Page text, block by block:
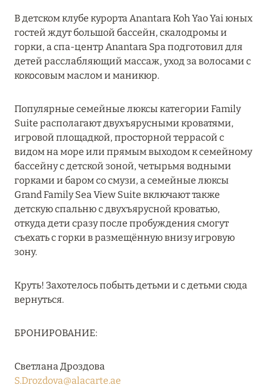
НАПИТКОВ ДЛЯ HB И FB
Подробнее
13 февраля 2025
MANDARIN ORIENTAL JUMEIRA, DUBAI:
СКИДКИ ДО 30 % ОТ СУММЫ КОНТРАКТА НА
РАЗМЕЩЕНИЕ ВЕСНОЙ
Подробнее
11 декабря 2024
RIXOS PREMIUM SAADIYAT ISLAND ABU DHABI:
КОНЦЕПЦИЯ «ВСЁ ВКЛЮЧЕНО – ВСЁ
ЭКСКЛЮЗИВНО»
27 сентября 2024
HÔTEL BARRIÈRE LES NEIGES
В детском клубе курорта Anantara Koh Yao Yai юных
гостей ждут большой бассейн, скалодромы и
горки, а спа-центр Anantara Spa подготовил для
детей расслабляющий массаж, уход за волосами с
кокосовым маслом и маникюр.
Популярные семейные люксы категории Family
Suite располагают двухъярусными кроватями,
игровой площадкой, просторной террасой с
видом на море или прямым выходом к семейному
бассейну с детской зоной, четырьмя водными
горками и баром со смузи, а семейные люксы
Grand Family Sea View Suite включают также
детскую спальню с двухъярусной кроватью,
откуда дети сразу после пробуждения смогут
съехать с горки в размещённую внизу игровую
зону.
Круть! Захотелось побыть детьми и с детьми сюда
вернуться.
БРОНИРОВАНИЕ:
Светлана Дроздова
S.Drozdova@alacarte.ae